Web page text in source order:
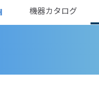
機器カタログ